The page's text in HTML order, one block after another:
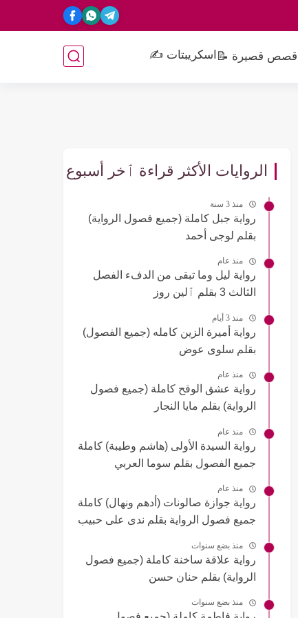
قصص قصيرة 📝 اسكريبتات ✍️
الروايات الأكثر قراءة ٱخر أسبوع
منذ 3 سنة
رواية جبل كاملة (جميع فصول الرواية)
بقلم لوجى أحمد
منذ عام
رواية ليل وما تبقى من الدفء الفصل
الثالث 3 بقلم ٱلين روز
منذ 3 أيام
رواية أميرة الزين كامله (جميع الفصول)
بقلم سلوى عوض
منذ عام
رواية عشق الوقح كاملة (جميع فصول
الرواية) بقلم مايا النجار
منذ عام
رواية السيدة الأولى (هاشم وطيبة) كاملة
جميع الفصول بقلم سوما العربي
منذ عام
رواية جوازة صالونات (أدهم ونهال) كاملة
جميع فصول الرواية بقلم ندى على حبيب
منذ بضع سنوات
رواية علاقة ساخنة كاملة (جميع فصول
الرواية) بقلم حنان حسن
منذ بضع سنوات